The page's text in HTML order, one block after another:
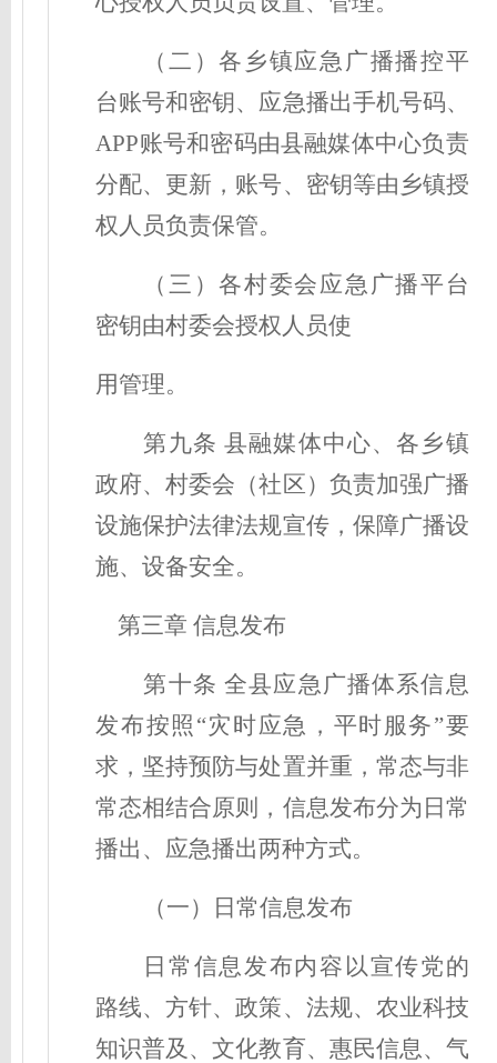
（二）各乡镇应急广播播控平
台账号和密钥、应急播出手机号码、
APP账号和密码由县融媒体中心负责
分配、更新，账号、密钥等由 乡镇授
权人员负责保管。
（三）各村委会应急广播平台
密钥由村委会授权人员使
用管理。
第 九条 县融媒体中心、各乡镇
政府、村委会（社区）负责加强广播
设施保护法律法规宣传，保障广播设
施、设备安全。
第三章 信息发布
第十条 全县应急广播体系信息
发布按照 “灾时应急，平时服务”要
求，坚持预防与处置并重，常态与非
常态相结合原则，信息发布分为日常
播出、应急播出两种方式。
（一）日常信息发布
日常信息发布内容以宣传党的
路线、方针、政策、法规、农业科技
知识普及、文化教育、惠民信息、气